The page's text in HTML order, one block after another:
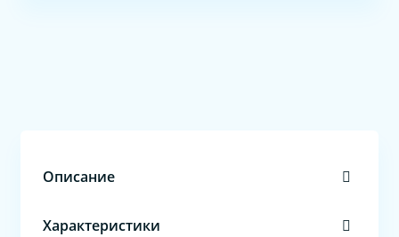
Описание
Характеристики